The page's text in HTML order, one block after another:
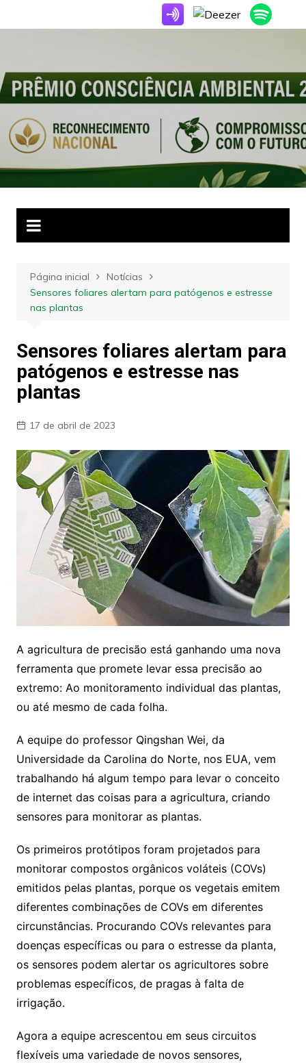
para
Página inicial
Notícias
Sensores foliares alertam para patógenos e estresse
nas plantas
Sensores foliares alertam para
patógenos e estresse nas
plantas
17 de abril de 2023
A agricultura de precisão está ganhando uma nova
ferramenta que promete levar essa precisão ao
extremo: Ao monitoramento individual das plantas,
ou até mesmo de cada folha.
A equipe do professor Qingshan Wei, da
Universidade da Carolina do Norte, nos EUA, vem
trabalhando há algum tempo para levar o conceito
de internet das coisas para a agricultura, criando
sensores para monitorar as plantas.
Os primeiros protótipos foram projetados para
monitorar compostos orgânicos voláteis (COVs)
emitidos pelas plantas, porque os vegetais emitem
diferentes combinações de COVs em diferentes
circunstâncias. Procurando COVs relevantes para
doenças específicas ou para o estresse da planta,
os sensores podem alertar os agricultores sobre
problemas específicos, de pragas à falta de
irrigação.
Agora a equipe acrescentou em seus circuitos
flexíveis uma variedade de novos sensores,